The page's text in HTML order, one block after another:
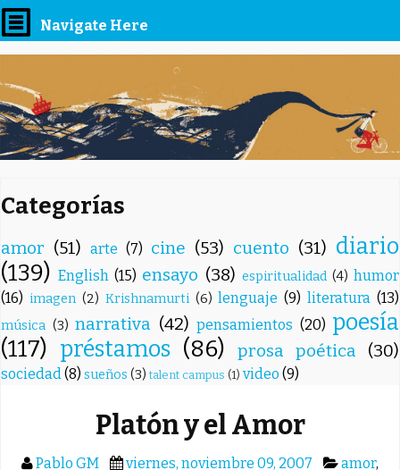
Navigate Here
Categorías
amor (51) arte (7) cine (53) cuento (31) diario
(139) English (15) ensayo (38) espiritualidad (4) humor
(16) imagen (2) Krishnamurti (6) lenguaje (9) literatura (13)
música (3) narrativa (42) pensamientos (20) poesía
(117) préstamos (86) prosa poética (30)
sociedad(8) sueños (3) talent campus (1) video (9)
Platón y el Amor
Pablo GM viernes, noviembre 09, 2007 amor,